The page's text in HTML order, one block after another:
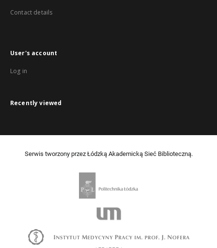
Contact details
User's account
Log in
Recently viewed
Serwis tworzony przez Łódzką Akademicką Sieć Biblioteczną.